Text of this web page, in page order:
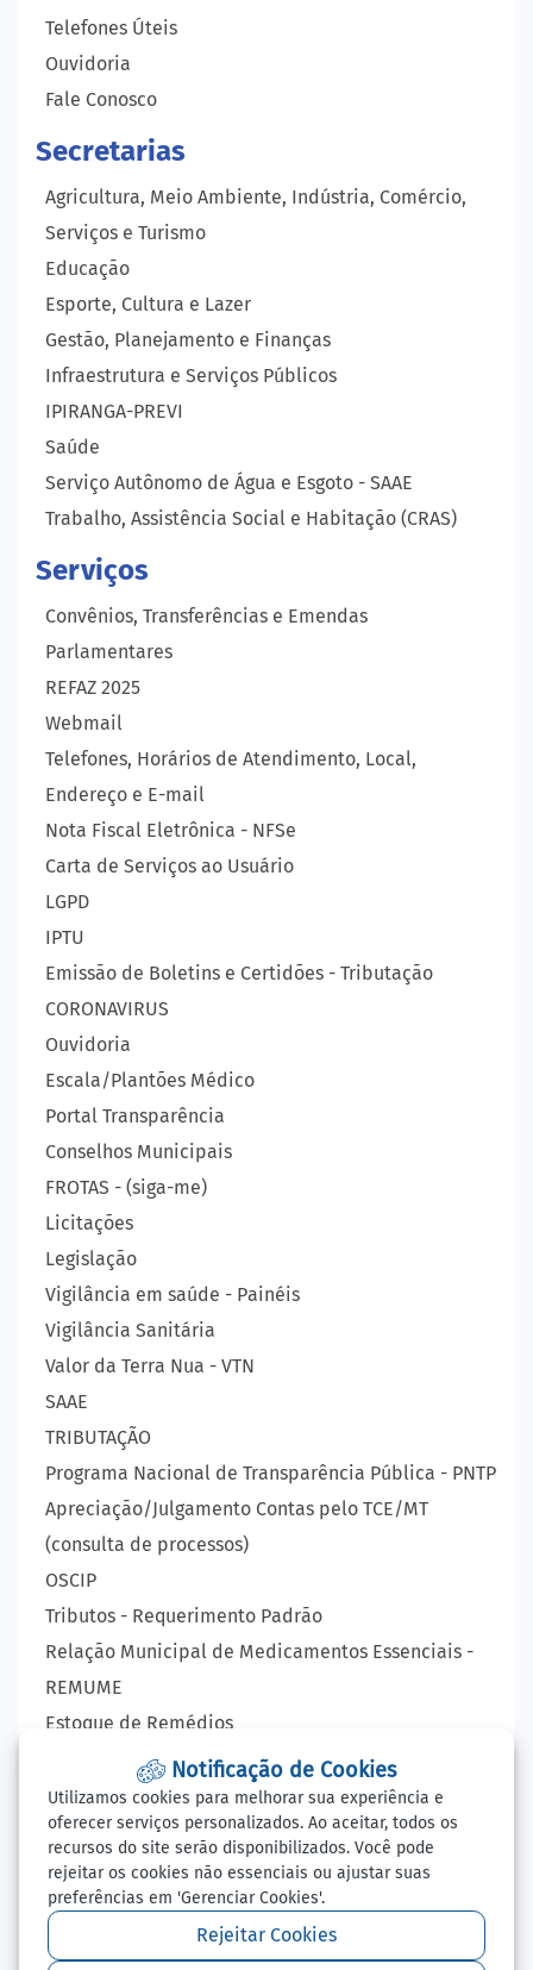
Telefones Úteis
Ouvidoria
Fale Conosco
Secretarias
Agricultura, Meio Ambiente, Indústria, Comércio,
Serviços e Turismo
Educação
Esporte, Cultura e Lazer
Gestão, Planejamento e Finanças
Infraestrutura e Serviços Públicos
IPIRANGA-PREVI
Saúde
Serviço Autônomo de Água e Esgoto - SAAE
Trabalho, Assistência Social e Habitação (CRAS)
Serviços
Convênios, Transferências e Emendas
Parlamentares
REFAZ 2025
Webmail
Telefones, Horários de Atendimento, Local,
Endereço e E-mail
Nota Fiscal Eletrônica - NFSe
Carta de Serviços ao Usuário
LGPD
IPTU
Emissão de Boletins e Certidões - Tributação
CORONAVIRUS
Ouvidoria
Escala/Plantões Médico
Portal Transparência
Conselhos Municipais
FROTAS - (siga-me)
Licitações
Legislação
Vigilância em saúde - Painéis
Vigilância Sanitária
Valor da Terra Nua - VTN
SAAE
TRIBUTAÇÃO
Programa Nacional de Transparência Pública - PNTP
Apreciação/Julgamento Contas pelo TCE/MT
(consulta de processos)
OSCIP
Tributos - Requerimento Padrão
Relação Municipal de Medicamentos Essenciais -
REMUME
Estoque de Remédios
VIGILÂNCIA EPIDEMIOLÓGICA
Lista de Espera - Consultas, Exames e Cirurgia
LAUDO VIRTUAL - RAIO X
Balcão de Empregos
Perguntas Frequentes
Redefinir Cookies
Notificação de Cookies
Utilizamos cookies para melhorar sua experiência e
oferecer serviços personalizados. Ao aceitar, todos os
recursos do site serão disponibilizados. Você pode
rejeitar os cookies não essenciais ou ajustar suas
preferências em 'Gerenciar Cookies'.
Rejeitar Cookies